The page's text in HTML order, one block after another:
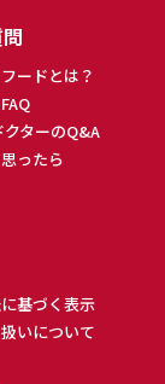
ードとは？
ターのQ&A
ったら
基づく表示
いについて